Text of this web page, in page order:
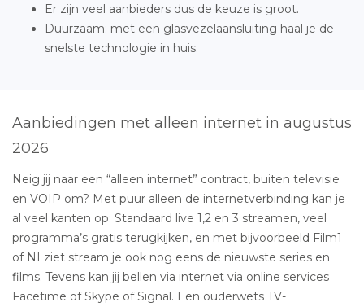
Er zijn veel aanbieders dus de keuze is groot.
Duurzaam: met een glasvezelaansluiting haal je de
snelste technologie in huis.
Aanbiedingen met alleen internet in augustus
2026
Neig jij naar een “alleen internet” contract, buiten televisie
en VOIP om? Met puur alleen de internetverbinding kan je
al veel kanten op: Standaard live 1,2 en 3 streamen, veel
programma’s gratis terugkijken, en met bijvoorbeeld Film1
of NLziet stream je ook nog eens de nieuwste series en
films. Tevens kan jij bellen via internet via online services
Facetime of Skype of Signal. Een ouderwets TV-